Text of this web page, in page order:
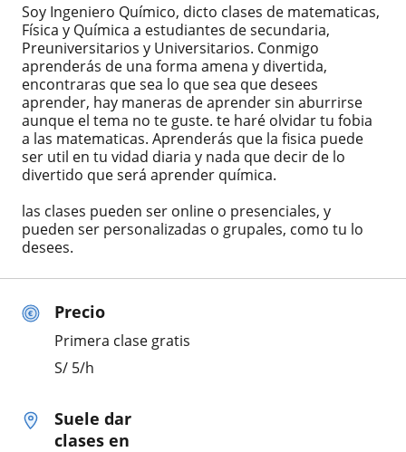
Precio
Primera clase gratis
S/ 5/h
Suele dar
clases en
Soy Ingeniero Químico, dicto clases de matematicas,
Física y Química a estudiantes de secundaria,
Preuniversitarios y Universitarios. Conmigo
aprenderás de una forma amena y divertida,
encontraras que sea lo que sea que desees
aprender, hay maneras de aprender sin aburrirse
aunque el tema no te guste. te haré olvidar tu fobia
a las matematicas. Aprenderás que la fisica puede
ser util en tu vidad diaria y nada que decir de lo
divertido que será aprender química.
las clases pueden ser online o presenciales, y
pueden ser personalizadas o grupales, como tu lo
desees.